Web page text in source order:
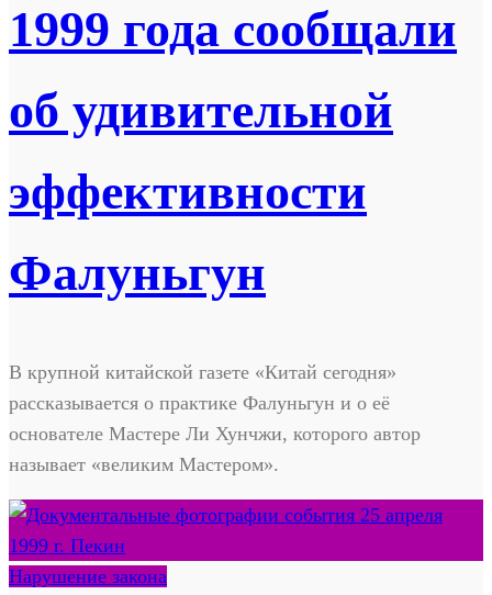
1999 года сообщали
об удивительной
эффективности
Фалуньгун
В крупной китайской газете «Китай сегодня»
рассказывается о практике Фалуньгун и о её
основателе Мастере Ли Хунчжи, которого автор
называет «великим Мастером».
Нарушение закона